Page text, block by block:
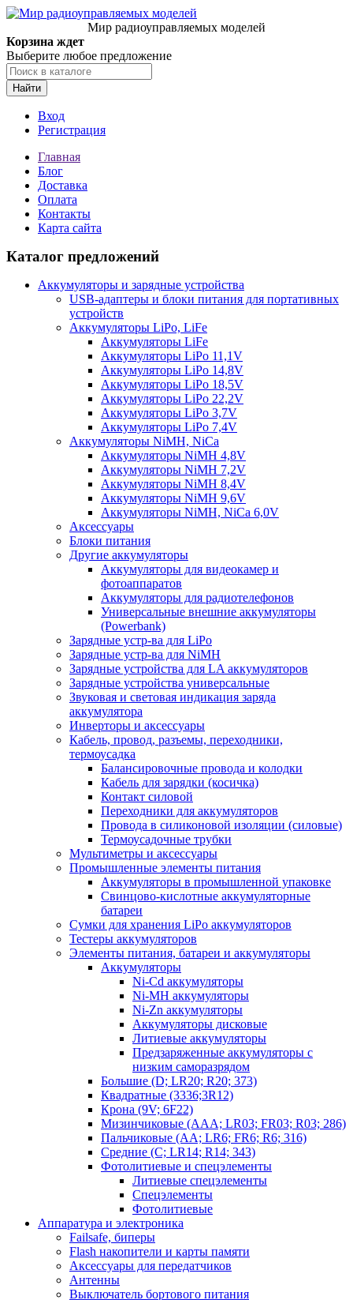
Мир радиоуправляемых моделей
Корзина ждет
Выберите любое предложение
Найти
Вход
Регистрация
Главная
Блог
Доставка
Оплата
Контакты
Карта сайта
Каталог предложений
Аккумуляторы и зарядные устройства
USB-адаптеры и блоки питания для портативных
устройств
Аккумуляторы LiPo, LiFe
Аккумуляторы LiFe
Аккумуляторы LiPo 11,1V
Аккумуляторы LiPo 14,8V
Аккумуляторы LiPo 18,5V
Аккумуляторы LiPo 22,2V
Аккумуляторы LiPo 3,7V
Аккумуляторы LiPo 7,4V
Аккумуляторы NiMH, NiCa
Аккумуляторы NiMH 4,8V
Аккумуляторы NiMH 7,2V
Аккумуляторы NiMH 8,4V
Аккумуляторы NiMH 9,6V
Аккумуляторы NiMH, NiCa 6,0V
Аксессуары
Блоки питания
Другие аккумуляторы
Аккумуляторы для видеокамер и
фотоаппаратов
Аккумуляторы для радиотелефонов
Универсальные внешние аккумуляторы
(Powerbank)
Зарядные устр-ва для LiPo
Зарядные устр-ва для NiMH
Зарядные устройства для LA аккумуляторов
Зарядные устройства универсальные
Звуковая и световая индикация заряда
аккумулятора
Инверторы и аксессуары
Кабель, провод, разъемы, переходники,
термоусадка
Балансировочные провода и колодки
Кабель для зарядки (косичка)
Контакт силовой
Переходники для аккумуляторов
Провода в силиконовой изоляции (силовые)
Термоусадочные трубки
Мультиметры и аксессуары
Промышленные элементы питания
Аккумуляторы в промышленной упаковке
Свинцово-кислотные аккумуляторные
батареи
Сумки для хранения LiPo аккумуляторов
Тестеры аккумуляторов
Элементы питания, батареи и аккумуляторы
Аккумуляторы
Ni-Cd аккумуляторы
Ni-MH аккумуляторы
Ni-Zn аккумуляторы
Аккумуляторы дисковые
Литиевые аккумуляторы
Предзаряженные аккумуляторы с
низким саморазрядом
Большие (D; LR20; R20; 373)
Квадратные (3336;3R12)
Крона (9V; 6F22)
Мизинчиковые (AAA; LR03; FR03; R03; 286)
Пальчиковые (AA; LR6; FR6; R6; 316)
Средние (C; LR14; R14; 343)
Фотолитиевые и спецэлементы
Литиевые спецэлементы
Спецэлементы
Фотолитиевые
Аппаратура и электроника
Failsafe, биперы
Flash накопители и карты памяти
Аксессуары для передатчиков
Антенны
Выключатель бортового питания